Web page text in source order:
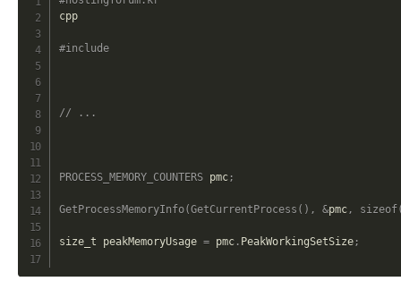
cpp
#include
// ...
PROCESS_MEMORY_COUNTERS pmc;
GetProcessMemoryInfo(GetCurrentProcess ( ) , &pmc, sizeof
size_t peakMemoryUsage = pmc. PeakWorkingSetSize;